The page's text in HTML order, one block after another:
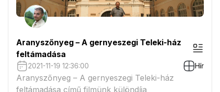
Aranyszőnyeg – A gernyeszegi Teleki-ház
feltámadása
2021-11-19 12:36:00 Hír
Aranyszőnyeg – A gernyeszegi Teleki-ház
feltámadása című filmünk különdíja